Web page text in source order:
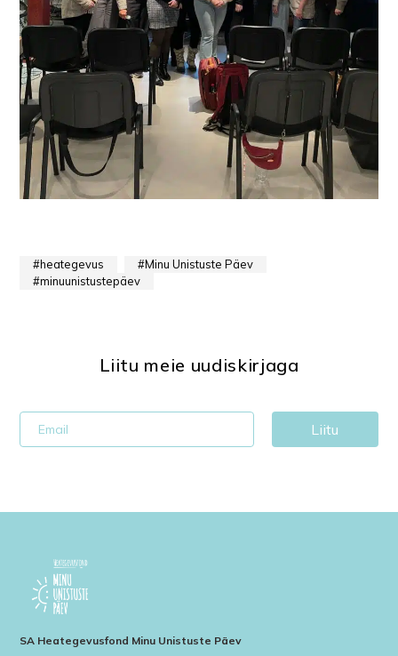
heategevus
Minu Unistuste Päev
minuunistustepäev
Liitu meie uudiskirjaga
Liitu
SA Heategevusfond Minu Unistuste Päev